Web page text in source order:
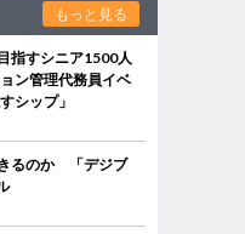
もっと見る
指すシニア1500人
ン管理代務員イベ
シップ」
るのか 「デジブ